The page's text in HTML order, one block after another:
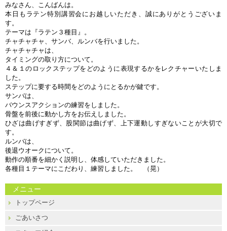
みなさん、こんばんは。
本日もラテン特別講習会にお越しいただき、誠にありがとうございま
す。
テーマは『ラテン３種目』。
チャチャチャ、サンバ、ルンバを行いました。
チャチャチャは、
タイミングの取り方について。
４＆１のロックステップをどのように表現するかをレクチャーいたしま
した。
ステップに要する時間をどのようにとるかが鍵です。
サンバは、
バウンスアクションの練習をしました。
骨盤を前後に動かし方をお伝えしました。
ひざは曲げすぎず、股関節は曲げず、上下運動しすぎないことが大切で
す。
ルンバは、
後退ウオークについて。
動作の順番を細かく説明し、体感していただきました。
各種目１テーマにこだわり、練習しました。 （晃）
メニュー
トップページ
ごあいさつ